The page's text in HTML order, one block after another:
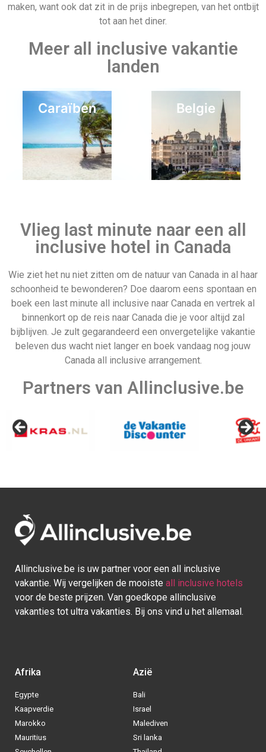
maken, want ook dat zit in de prijs inbegrepen, van het ontbijt
tot aan het diner.
Meer all inclusive vakantie
landen
Caraïben Belgie
Sitemap Denemarken
Last minute 22 december
Vlieg last minute naar een all
inclusive hotel in Canada
Wie ziet het nu niet zitten om de natuur van Canada in al haar
schoonheid te bewonderen? Doe daarom eens spontaan en
boek een last minute all inclusive naar Canada en vertrek al
binnenkort op de reis naar Canada die je voor altijd zal
bijblijven. Je zult gegarandeerd een onvergetelijke vakantie
beleven dus wacht niet langer en boek vandaag nog jouw
Canada all inclusive arrangement.
Partners van Allinclusive.be
Allinclusive.be is uw partner voor een all inclusive
vakantie. Wij vergelijken de mooiste all inclusive hotels
voor de beste prijzen. Van goedkope allinclusive
vakanties tot ultra vakanties. Bij ons vind u het allemaal.
Afrika
Egypte
Kaapverdie
Marokko
Mauritius
Azië
Bali
Israel
Malediven
Sri lanka